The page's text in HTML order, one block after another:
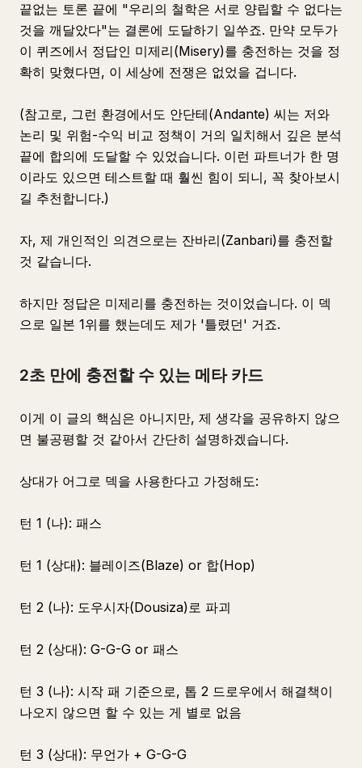
끝없는 토론 끝에 "우리의 철학은 서로 양립할 수 없다는
것을 깨달았다"는 결론에 도달하기 일쑤죠. 만약 모두가
이 퀴즈에서 정답인 미제리(Misery)를 충전하는 것을 정
확히 맞혔다면, 이 세상에 전쟁은 없었을 겁니다.
(참고로, 그런 환경에서도 안단테(Andante) 씨는 저와
논리 및 위험-수익 비교 정책이 거의 일치해서 깊은 분석
끝에 합의에 도달할 수 있었습니다. 이런 파트너가 한 명
이라도 있으면 테스트할 때 훨씬 힘이 되니, 꼭 찾아보시
길 추천합니다.)
자, 제 개인적인 의견으로는 잔바리(Zanbari)를 충전할
것 같습니다.
하지만 정답은 미제리를 충전하는 것이었습니다. 이 덱
으로 일본 1위를 했는데도 제가 '틀렸던' 거죠.
2초 만에 충전할 수 있는 메타 카드
이게 이 글의 핵심은 아니지만, 제 생각을 공유하지 않으
면 불공평할 것 같아서 간단히 설명하겠습니다.
상대가 어그로 덱을 사용한다고 가정해도:
턴 1 (나): 패스
턴 1 (상대): 블레이즈(Blaze) or 합(Hop)
턴 2 (나): 도우시자(Dousiza)로 파괴
턴 2 (상대): G-G-G or 패스
턴 3 (나): 시작 패 기준으로, 톱 2 드로우에서 해결책이
나오지 않으면 할 수 있는 게 별로 없음
턴 3 (상대): 무언가 + G-G-G